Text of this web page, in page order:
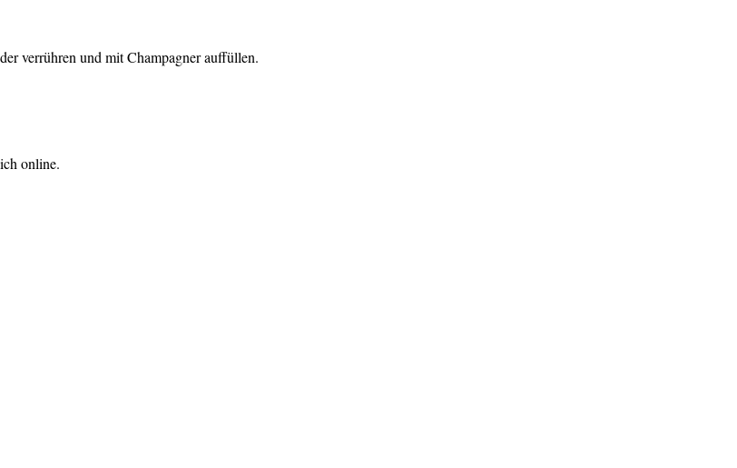
verrühren und mit Champagner auffüllen.
online.